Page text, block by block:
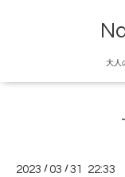
大人
2023 /03 /31 22:33